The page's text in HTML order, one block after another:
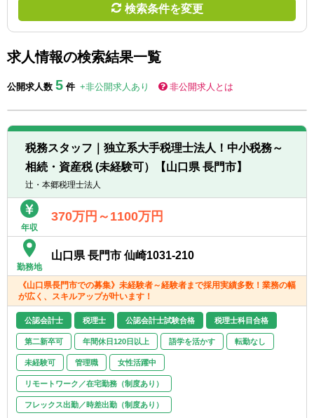
ご利用ガイド
非公開求人とは？
求人情報
検索条件を変更
求人情報の検索結果一覧
公開求人数 5 件 +非公開求人あり 非公開求人とは
税務スタッフ｜独立系大手税理士法人！中小税務～
相続・資産税 (未経験可）【山口県 長門市】
辻・本郷税理士法人
年収
370万円～1100万円
勤務地
山口県 長門市 仙崎1031-210
《山口県長門市での募集》未経験者～経験者まで採用実績多数！業務の幅
が広く、スキルアップが叶います！
公認会計士 税理士 公認会計士試験合格 税理士科目合格
第二新卒可 年間休日120日以上 語学を活かす 転勤なし
未経験可 管理職 女性活躍中
リモートワーク／在宅勤務（制度あり）
フレックス出勤／時差出勤（制度あり）